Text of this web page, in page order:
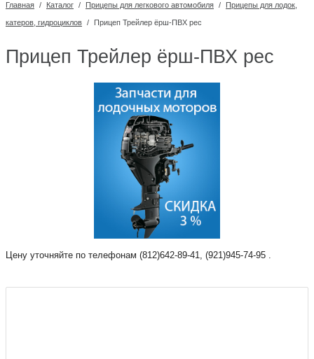
Главная / Каталог / Прицепы для легкового автомобиля / Прицепы для лодок,
катеров, гидроциклов / Прицеп Трейлер ёрш-ПВХ рес
Прицеп Трейлер ёрш-ПВХ рес
Цену уточняйте по телефонам (812)642-89-41, (921)945-74-95 .